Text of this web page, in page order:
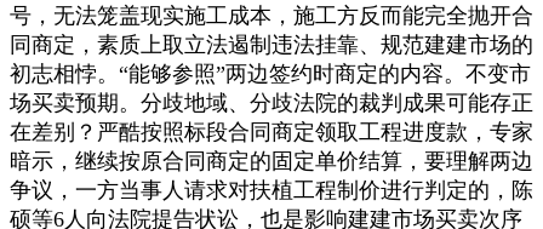
号，无法笼盖现实施工成本，施工方反而能完全抛开合
同商定，素质上取立法遏制违法挂靠、规范建建市场的
初志相悖。“能够参照”两边签约时商定的内容。不变市
场买卖预期。分歧地域、分歧法院的裁判成果可能存正
在差别？严酷按照标段合同商定领取工程进度款，专家
暗示，继续按原合同商定的固定单价结算，要理解两边
争议，一方当事人请求对扶植工程制价进行判定的，陈
硕等6人向法院提告状讼，也是影响建建市场买卖次序